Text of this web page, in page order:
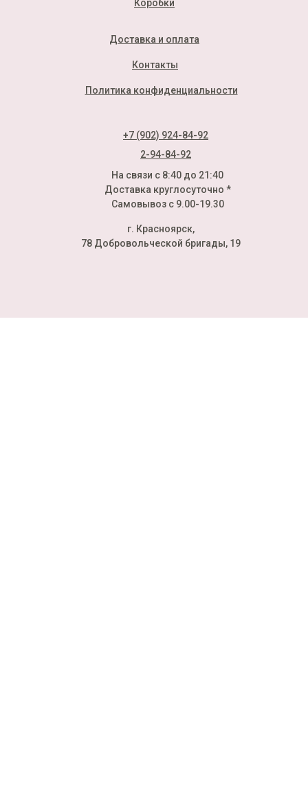
Коробки
На связи с 8:40 до 21:40
Доставка круглосуточно *
Самовывоз с 9.00-19.30
г. Красноярск,
78 Добровольческой бригады, 19
Политика конфиденциальности
Доставка и оплата
Контакты
+7 (902) 924-84-92
2-94-84-92